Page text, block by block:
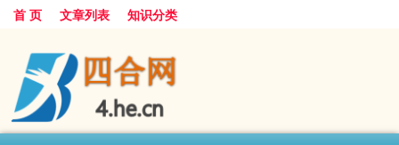
首 页 文章列表 知识分类